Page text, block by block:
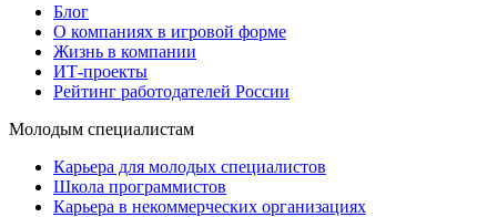
Блог
О компаниях в игровой форме
Жизнь в компании
ИТ-проекты
Рейтинг работодателей России
Молодым специалистам
Карьера для молодых специалистов
Школа программистов
Карьера в некоммерческих организациях